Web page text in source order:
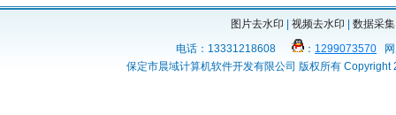
图片去水印 视频去水印 数据采集
电话：13331218608
： 1299073570 网
保定市晨域计算机软件开发有限公司 版权所有